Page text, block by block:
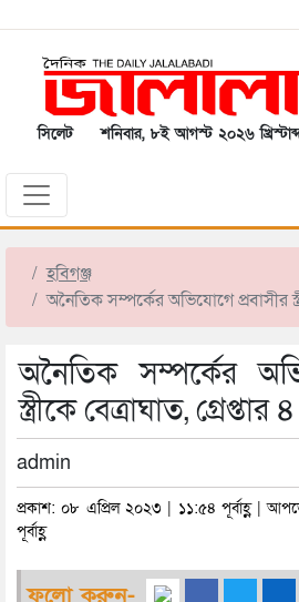
সিলেট শনিবার, ৮ই আগস্ট ২০২৬
হবিগঞ্জ
অনৈতিক সম্পর্কের অভিযোগে প্রবাসীর
অনৈতিক সম্পর্কের
স্ত্রীকে বেত্রাঘাত, গ্রেপ্তার ৪
admin
প্রকাশ: ০৮ এপ্রিল ২০২৩ | ১১:৫৪ পূর্বাহ্ণ |
পূর্বাহ্ণ